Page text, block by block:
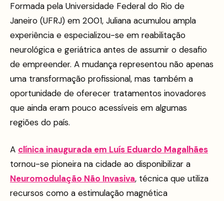
Formada pela Universidade Federal do Rio de
Janeiro (UFRJ) em 2001, Juliana acumulou ampla
experiência e especializou-se em reabilitação
neurológica e geriátrica antes de assumir o desafio
de empreender. A mudança representou não apenas
uma transformação profissional, mas também a
oportunidade de oferecer tratamentos inovadores
que ainda eram pouco acessíveis em algumas
regiões do país.
A clínica inaugurada em Luís Eduardo Magalhães
tornou-se pioneira na cidade ao disponibilizar a
Neuromodulação Não Invasiva, técnica que utiliza
recursos como a estimulação magnética